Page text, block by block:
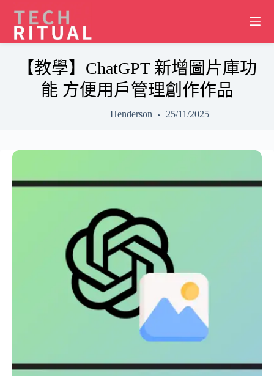
content
【教學】ChatGPT 新增圖片庫功
能 方便用戶管理創作作品
Henderson 25/11/2025